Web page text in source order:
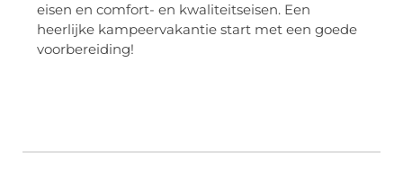
eisen en comfort- en kwaliteitseisen. Een
heerlijke kampeervakantie start met een goede
voorbereiding!